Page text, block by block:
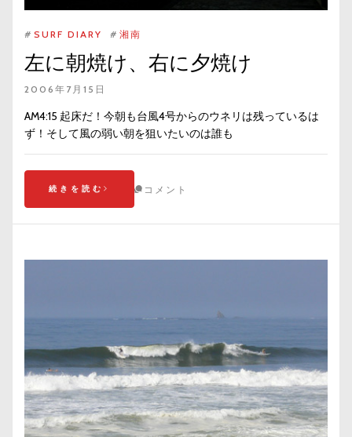
# SURF DIARY # 湘南
左に朝焼け、右に夕焼け
2006年7月15日
AM4:15 起床だ！今朝も台風4号からのウネリは残っているは
ず！そして風の弱い朝を狙いたいのは誰も
続きを読む コメント